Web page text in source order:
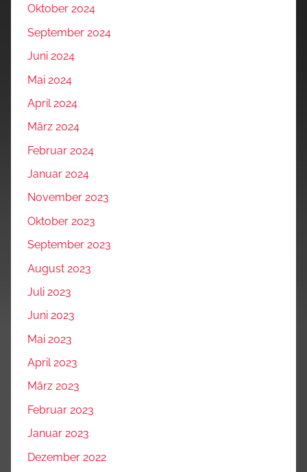
Oktober 2024
September 2024
Juni 2024
Mai 2024
April 2024
März 2024
Februar 2024
Januar 2024
November 2023
Oktober 2023
September 2023
August 2023
Juli 2023
Juni 2023
Mai 2023
April 2023
März 2023
Februar 2023
Januar 2023
Dezember 2022